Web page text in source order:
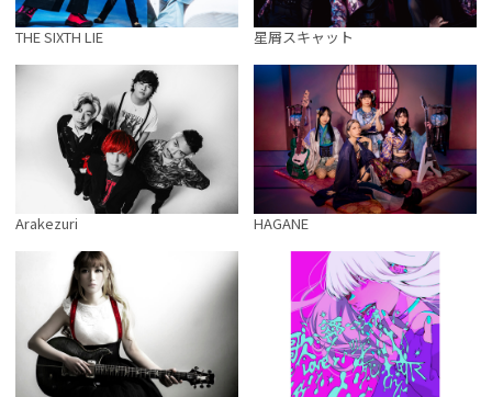
THE SIXTH LIE 星屑スキャット
Arakezuri HAGANE